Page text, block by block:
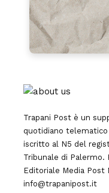
Trapani Post è un
quotidiano
iscritto al N5 del
Tribunale di Palermo.
Editoriale Media Post
info@trapanipost.it